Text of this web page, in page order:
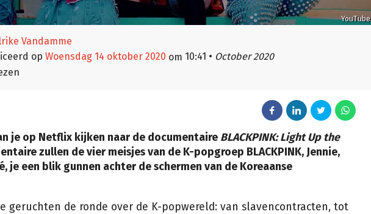
YouTube
Vandamme
op woensdag 14 oktober 2020 om 10:41 • October 2020
je op Netflix kijken naar de documentaire BLACKPINK: Light Up the
zullen de vier meisjes van de K-popgroep BLACKPINK, Jennie,
je een blik gunnen achter de schermen van de Koreaanse
geruchten de ronde over de K-popwereld: van slavencontracten, tot